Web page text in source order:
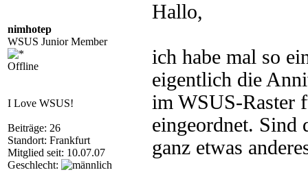
nimhotep
WSUS Junior Member
Offline
I Love WSUS!
Beiträge: 26
Standort: Frankfurt
Mitglied seit: 10.07.07
Geschlecht:
Hallo,
ich habe mal so
eigentlich die
im WSUS-Raster
eingeordnet. Sind
ganz etwas